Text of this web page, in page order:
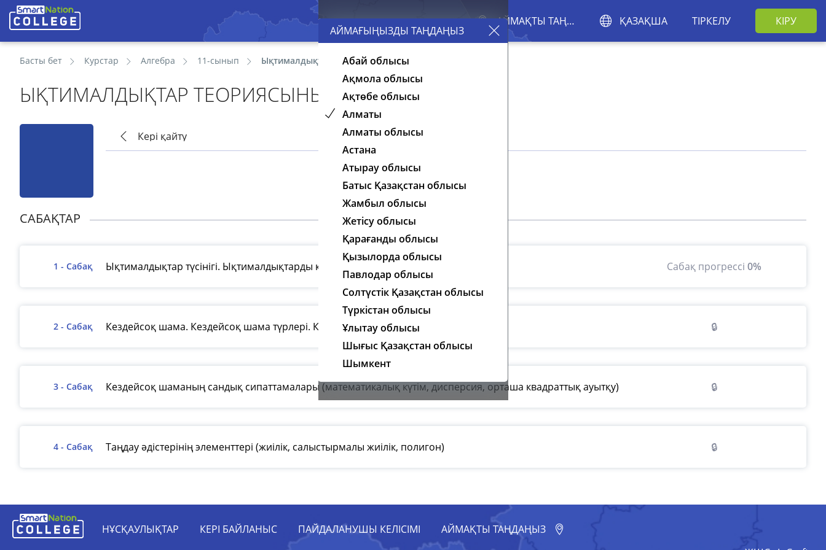
АЙМАҚТЫ ТАҢДАҢЫЗ ҚАЗАҚША ТІРКЕЛУ КІРУ
Басты бет Курстар Алгебра 11-сынып Ықтималдықтар теориясының элементтері
ЫҚТИМАЛДЫҚТАР ТЕОРИЯСЫНЫҢ ЭЛЕМЕНТТЕРІ
Кері қайту
САБАҚТАР
1 - Сабақ Ықтималдықтар түсінігі. Ықтималдықтарды қосу және көбейту теоремалары Сабақ прогрессі 0%
2 - Сабақ Кездейсоқ шама. Кездейсоқ шама түрлері. Кездейсоқ шаманың таралу заңдылығы 🔒
3 - Сабақ Кездейсоқ шаманың сандық сипаттамалары (математикалық күтім, дисперсия, орташа квадраттық ауытқу) 🔒
4 - Сабақ Таңдау әдістерінің элементтері (жиілік, салыстырмалы жиілік, полигон) 🔒
НҰСҚАУЛЫҚТАР КЕРІ БАЙЛАНЫС ПАЙДАЛАНУШЫ КЕЛІСІМІ
АЙМАҚТЫ ТАҢДАҢЫЗ
АЙМАҒЫҢЫЗДЫ ТАҢДАҢЫЗ
Абай облысы
Ақмола облысы
Ақтөбе облысы
Алматы
Алматы облысы
Астана
Атырау облысы
Батыс Қазақстан облысы
Жамбыл облысы
Жетісу облысы
Қарағанды облысы
Қызылорда облысы
Павлодар облысы
Солтүстік Қазақстан облысы
Түркістан облысы
Ұлытау облысы
Шығыс Қазақстан облысы
Шымкент